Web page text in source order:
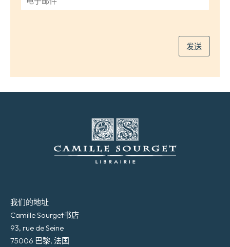
子
发送
我们的地址
Camille Sourget书店
93, rue de Seine
75006 巴黎, 法国